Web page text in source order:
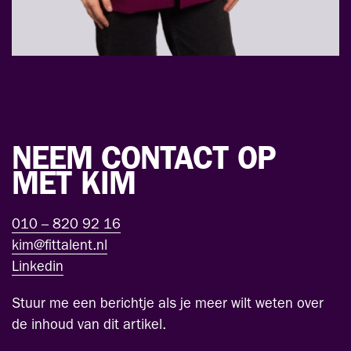
NEEM CONTACT OP
MET KIM
010 – 820 92 16
kim@fittalent.nl
Linkedin
Stuur me een berichtje als je meer wilt weten over
de inhoud van dit artikel.